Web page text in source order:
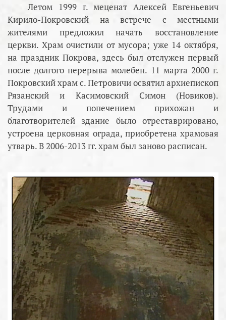
Летом 1999 г. меценат Алексей Евгеньевич
Кирило-Покровский на встрече с местными
жителями предложил начать восстановление
церкви. Храм очистили от мусора; уже 14 октября,
на праздник Покрова, здесь был отслужен первый
после долгого перерыва молебен. 11 марта 2000 г.
Покровский храм с. Петровичи освятил архиепископ
Рязанский и Касимовский Симон (Новиков).
Трудами и попечением прихожан и
благотворителей здание было отреставрировано,
устроена церковная ограда, приобретена храмовая
утварь. В 2006-2013 гг. храм был заново расписан.